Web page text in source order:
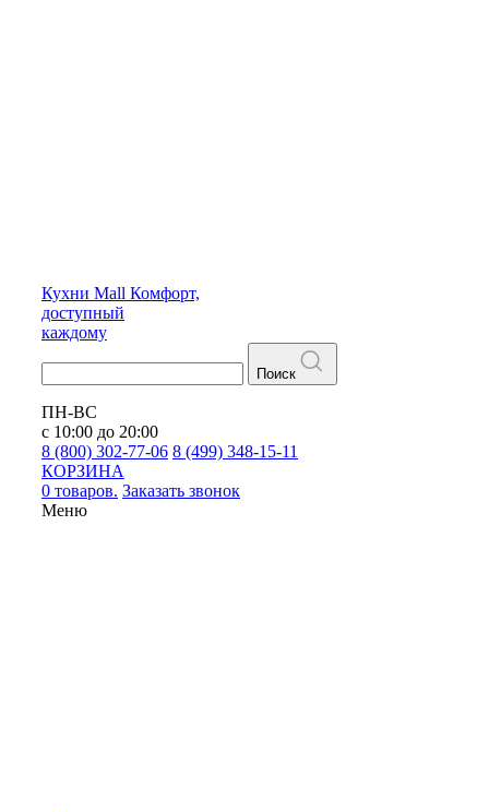
Кухни Mall Комфорт,
доступный
каждому
Поиск
ПН-ВС
с 10:00 до 20:00
8 (800) 302-77-06 8 (499) 348-15-11
КОРЗИНА
0 товаров. Заказать звонок
Меню